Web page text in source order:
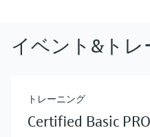
イベント&ト
トレーニング
Certified Basic